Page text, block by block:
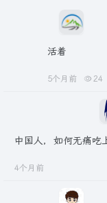
活着
5个月前 24
中国人，如何无痛吃
4个月前